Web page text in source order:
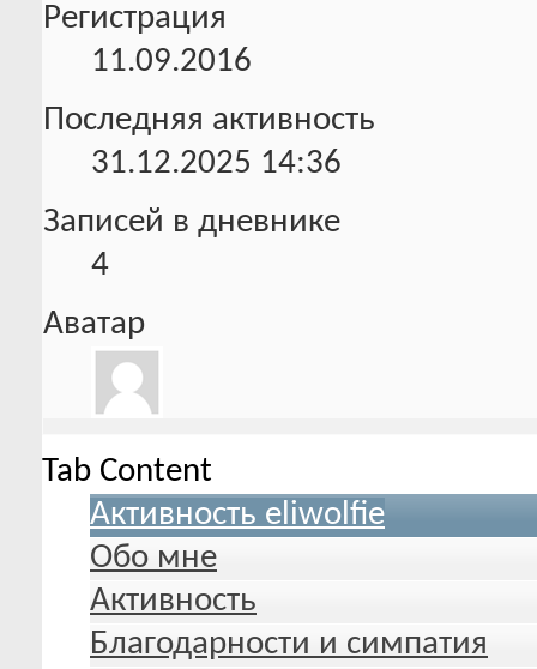
Регистрация
11.09.2016
Последняя активность
31.12.2025 14:36
Записей в дневнике
4
Аватар
Tab Content
Активность eliwolfie
Обо мне
Активность
Благодарности и симпатия